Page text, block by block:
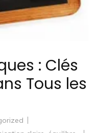
: Clés
Tous les